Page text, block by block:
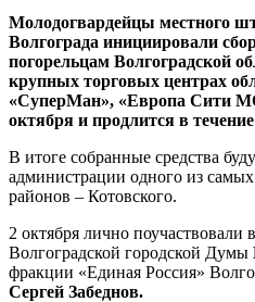
Молодогвардейцы местного
Волгограда инициировали
погорельцам Волгоградской
крупных торговых центрах
«СуперМан», «Европа Сити
октября и продлится в
В итоге собранные средства
администрации одного из
районов – Котовского.
2 октября лично поучаствовали
Волгоградской городской Думы
фракции «Единая Россия»
Сергей Забеднов.